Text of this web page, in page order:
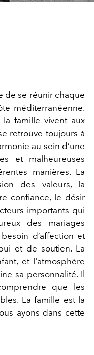
de se réunir chaque
méditerranéenne.
famille vivent aux
retrouve toujours à
au sein d’une
et malheureuses
manières. La
des valeurs, la
confiance, le désir
importants qui
des mariages
d’affection et
et de soutien. La
et l'atmosphère
sa personnalité. Il
que les
La famille est la
ayons dans cette